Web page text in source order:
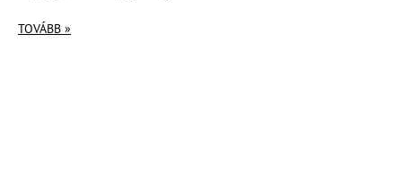
TOVÁBB »